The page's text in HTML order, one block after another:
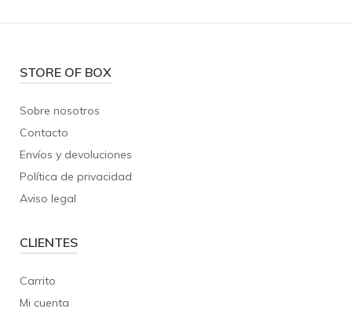
STORE OF BOX
Sobre nosotros
Contacto
Envíos y devoluciones
Política de privacidad
Aviso legal
CLIENTES
Carrito
Mi cuenta